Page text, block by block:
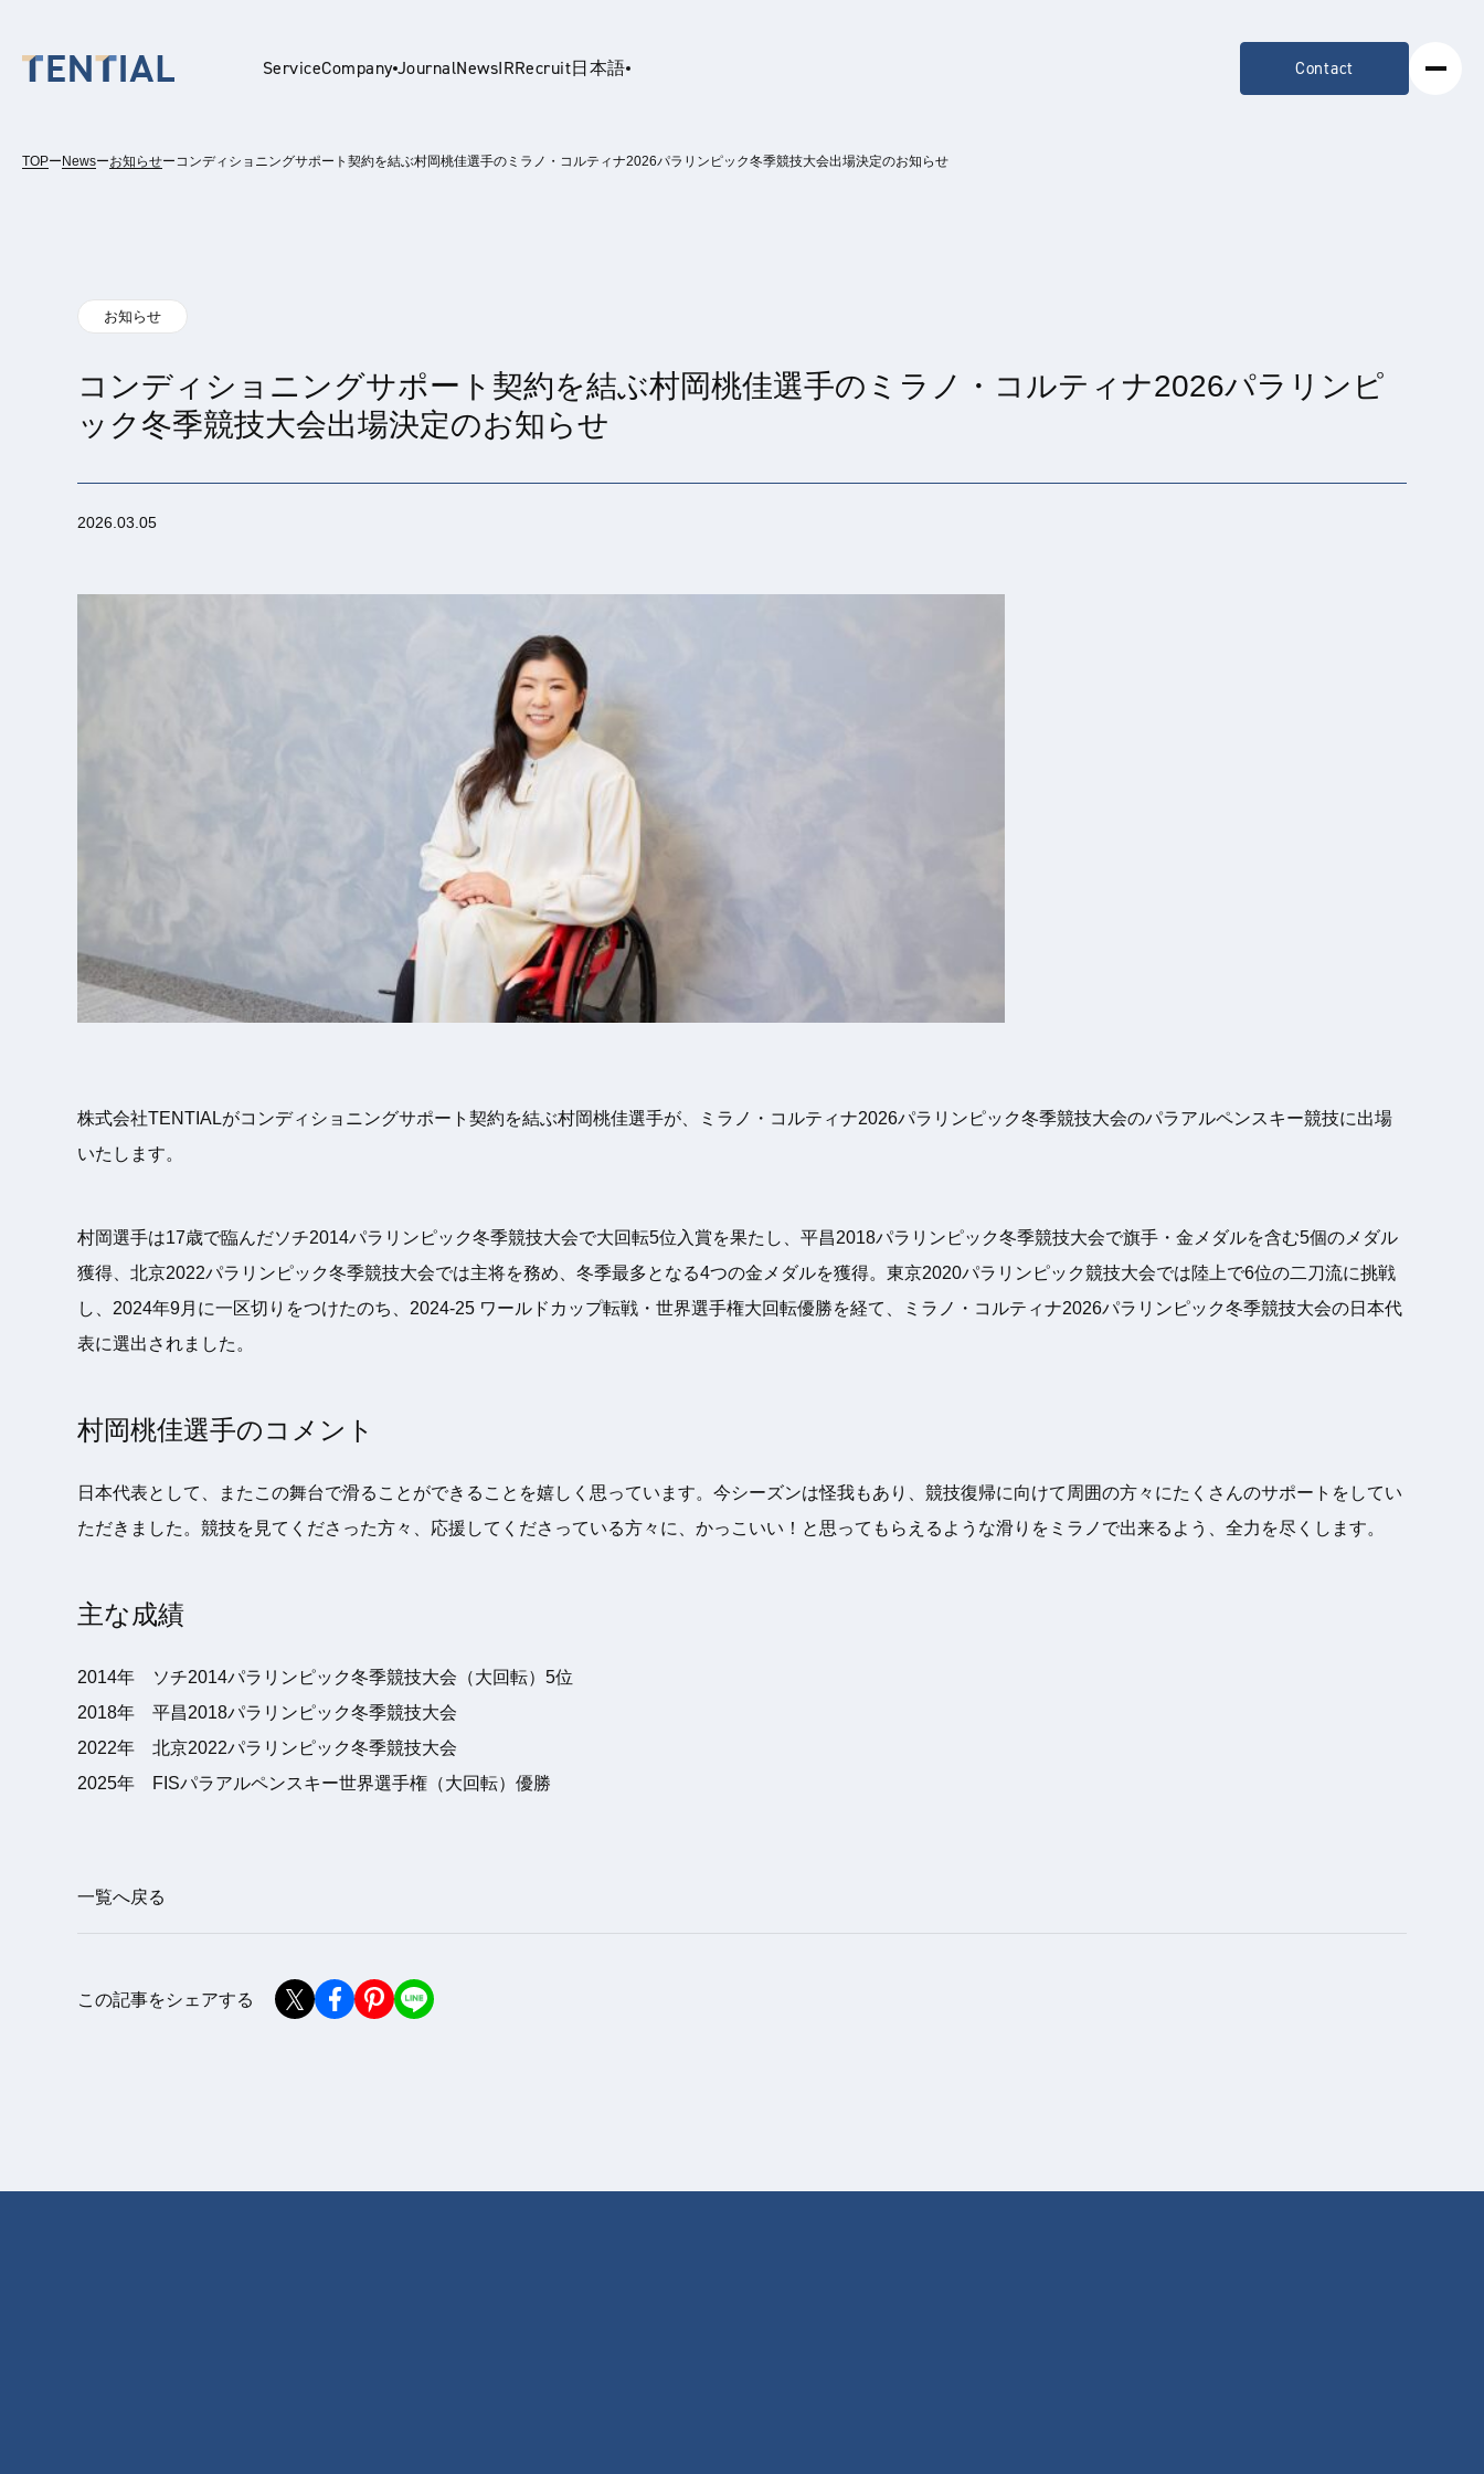
ServiceCompanyJournalNewsIRRecruit日本語
English
Contact
TOPー Newsーお知らせーコンディショニングサポート契約を結ぶ村岡桃佳選手のミラノ・コルティナ2026パラリンピック冬季競技大会出場決定のお知らせ
お知らせ
コンディショニングサポート契約を結ぶ村岡桃佳選手のミラノ・コルティナ2026パラリンピ
ック冬季競技大会出場決定のお知らせ
2026.03.05
株式会社TENTIALがコンディショニングサポート契約を結ぶ村岡桃佳選手が、ミラノ・コルティナ2026パラリンピック冬季競技大会のパラアルペンスキー競技に出場
いたします。
村岡選手は17歳で臨んだソチ2014パラリンピック冬季競技大会で大回転5位入賞を果たし、平昌2018パラリンピック冬季競技大会で旗手・金メダルを含む5個のメダル
獲得、北京2022パラリンピック冬季競技大会では主将を務め、冬季最多となる4つの金メダルを獲得。東京2020パラリンピック競技大会では陸上で6位の二刀流に挑戦
し、2024年9月に一区切りをつけたのち、2024-25 ワールドカップ転戦・世界選手権大回転優勝を経て、ミラノ・コルティナ2026パラリンピック冬季競技大会の日本代
表に選出されました。
村岡桃佳選手のコメント
日本代表として、またこの舞台で滑ることができることを嬉しく思っています。今シーズンは怪我もあり、競技復帰に向けて周囲の方々にたくさんのサポートをしてい
ただきました。競技を見てくださった方々、応援してくださっている方々に、かっこいい！と思ってもらえるような滑りをミラノで出来るよう、全力を尽くします。
主な成績
2014年 ソチ2014パラリンピック冬季競技大会（大回転）5位
2018年 平昌2018パラリンピック冬季競技大会
2022年 北京2022パラリンピック冬季競技大会
2025年 FISパラアルペンスキー世界選手権（大回転）優勝
一覧へ戻る
この記事をシェアする